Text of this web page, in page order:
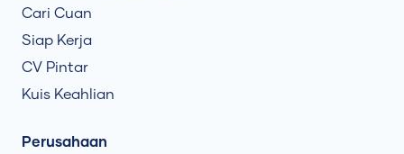
Cari Cuan
Siap Kerja
CV Pintar
Kuis Keahlian
Perusahaan